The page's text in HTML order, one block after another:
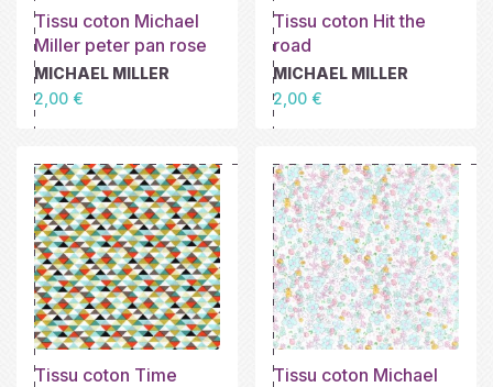
Tissu coton Michael
Miller peter pan rose
MICHAEL MILLER
Prix
2,00 €
Tissu coton Hit the
road
MICHAEL MILLER
Prix
2,00 €
Tissu coton Time
Tissu coton Michael